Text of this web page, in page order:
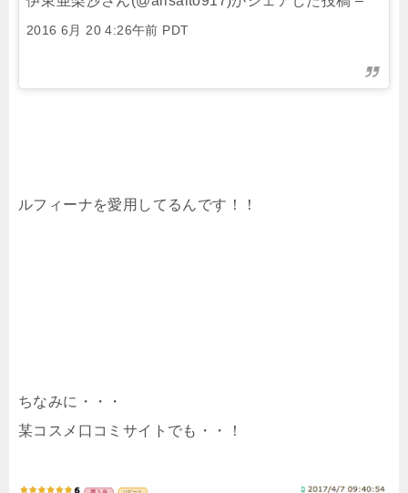
2016 6月 20 4:26午前 PDT
ルフィーナを愛用してるんです！！
ちなみに・・・
某コスメ口コミサイトでも・・！